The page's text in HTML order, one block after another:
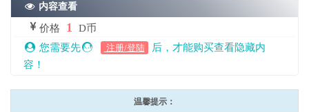
内容查看
价格 1
D币
您需要先
注册/登陆
后，才能购买查看隐藏内
容！
温馨提示：